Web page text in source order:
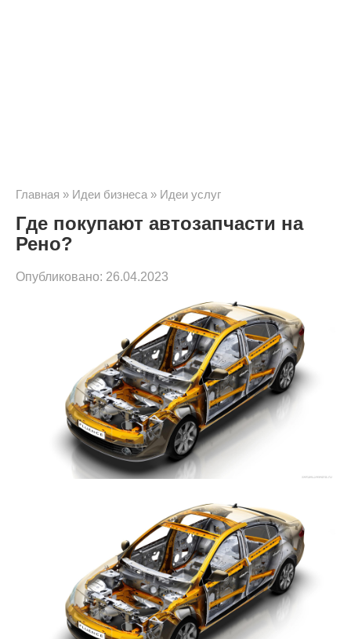
Главная » Идеи бизнеса » Идеи услуг
Где покупают автозапчасти на
Рено?
Опубликовано: 26.04.2023